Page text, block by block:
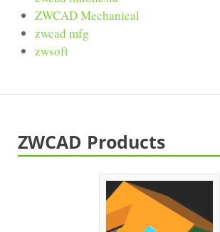
ZWCAD Mechanical
zwcad mfg
zwsoft
ZWCAD Products